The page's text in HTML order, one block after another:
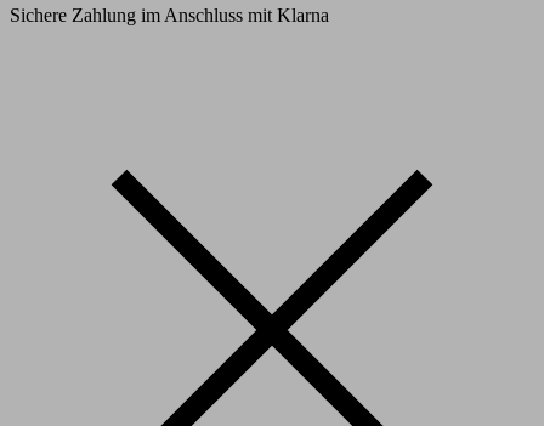
Sichere Zahlung im Anschluss mit Klarna